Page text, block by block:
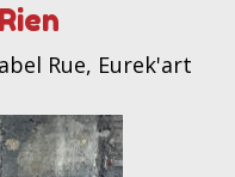
Rue, Eurek'art